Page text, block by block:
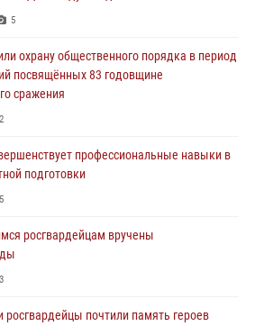
Дня воздушно-десантных войск
специальные моторизованные части
1
пострадавшему в результате атаки
5
охрану общественного порядка в период
посвящённых 83 годовщине
сражения
2
профессиональные навыки в
подготовки
5
росгвардейцам вручены
3
росгвардейцы почтили память героев